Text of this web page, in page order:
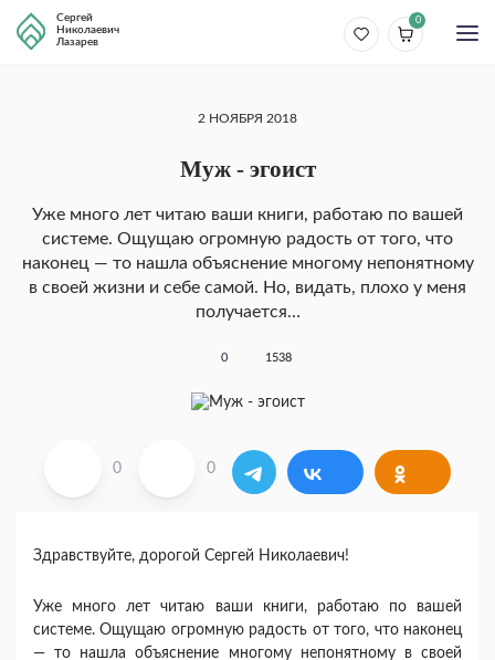
Сергей
Николаевич
Лазарев
0
2 НОЯБРЯ 2018
Муж - эгоист
Уже много лет читаю ваши книги, работаю по вашей
системе. Ощущаю огромную радость от того, что
наконец — то нашла объяснение многому непонятному
в своей жизни и себе самой. Но, видать, плохо у меня
получается…
0 1538
0 0
Здравствуйте, дорогой Сергей Николаевич!
Уже много лет читаю ваши книги, работаю по вашей
системе. Ощущаю огромную радость от того, что наконец
— то нашла объяснение многому непонятному в своей